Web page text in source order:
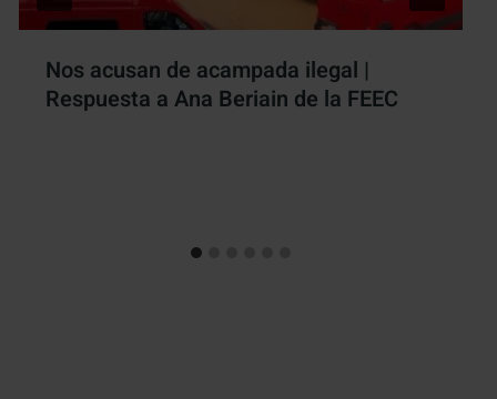
Nos acusan de acampada ilegal |
Respuesta a Ana Beriain de la FEEC